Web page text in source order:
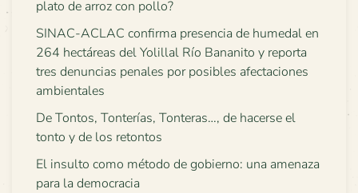
plato de arroz con pollo?
SINAC-ACLAC confirma presencia de humedal en
264 hectáreas del Yolillal Río Bananito y reporta
tres denuncias penales por posibles afectaciones
ambientales
De Tontos, Tonterías, Tonteras…, de hacerse el
tonto y de los retontos
El insulto como método de gobierno: una amenaza
para la democracia